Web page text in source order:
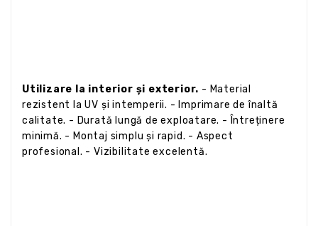
Utilizare la interior și exterior. - Material
rezistent la UV și intemperii. - Imprimare de înaltă
calitate. - Durată lungă de exploatare. - Întreținere
minimă. - Montaj simplu și rapid. - Aspect
profesional. - Vizibilitate excelentă.